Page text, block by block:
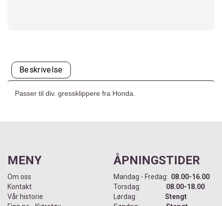
Beskrivelse
Passer til div. gressklippere fra Honda.
MENY
Om oss
Kontakt
Vår historie
ÅPNINGSTIDER
Mandag - Fredag: 08.00-16.00
Torsdag: 08.00-18.00
Lørdag: Stengt